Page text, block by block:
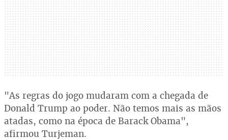
"As regras do jogo mudaram com a chegada de
Donald Trump ao poder. Não temos mais as mãos
atadas, como na época de Barack Obama",
afirmou Turjeman.